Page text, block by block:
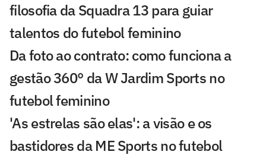
filosofia da Squadra 13 para guiar
talentos do futebol feminino
Da foto ao contrato: como funciona a
gestão 360° da W Jardim Sports no
futebol feminino
'As estrelas são elas': a visão e os
bastidores da ME Sports no futebol